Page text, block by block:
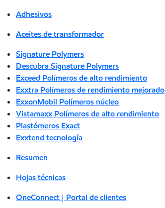
Adhesivos
Aceites de transformador
Signature Polymers
Descubra Signature Polymers
Exceed Polímeros de alto rendimiento
Exxtra Polímeros de rendimiento mejorado
ExxonMobil Polímeros núcleo
Vistamaxx Polímeros de alto rendimiento
Plastómeros Exact
Exxtend tecnología
Resumen
Hojas técnicas
OneConnect | Portal de clientes